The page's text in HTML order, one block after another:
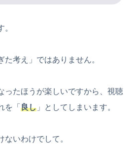
た考え」ではありません。
ったほうが楽しいですから、視聴
を「 良し 」としてしまいます。
ないわけでして。